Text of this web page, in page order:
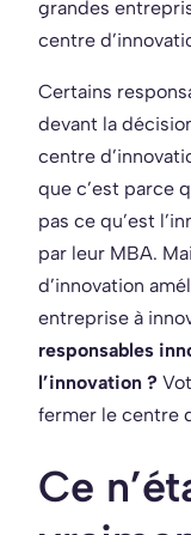
grandes
centre
Certains
devant la
centre
que c’est parce
pas ce qu’est
par leur MBA.
d’innovation
entreprise à
responsables
l’innovation ?
fermer le centre
Ce